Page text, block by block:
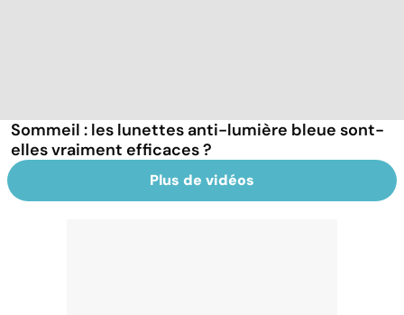
Sommeil : les lunettes anti-lumière bleue sont-
elles vraiment efficaces ?
Plus de vidéos